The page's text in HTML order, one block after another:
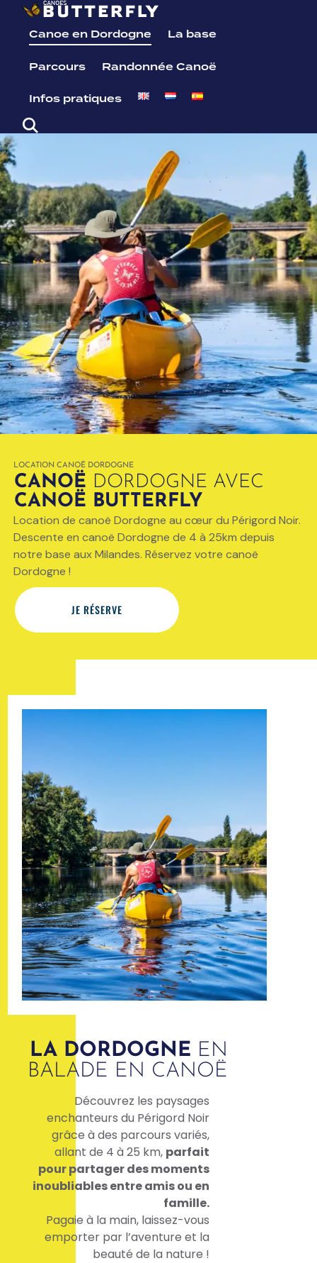
Canoe en Dordogne La base
Parcours Randonnée Canoë
Infos pratiques
LOCATION CANOË DORDOGNE
CANOË DORDOGNE AVEC
CANOË BUTTERFLY
Location de canoë Dordogne au cœur du Périgord Noir.
Descente en canoë Dordogne de 4 à 25km depuis
notre base aux Milandes. Réservez votre canoë
Dordogne !
JE RÉSERVE
LA DORDOGNE EN
BALADE EN CANOË
Découvrez les paysages
enchanteurs du Périgord Noir
grâce à des parcours variés,
allant de 4 à 25 km, parfait
pour partager des moments
inoubliables entre amis ou en
famille.
Pagaie à la main, laissez-vous
emporter par l’aventure et la
beauté de la nature !